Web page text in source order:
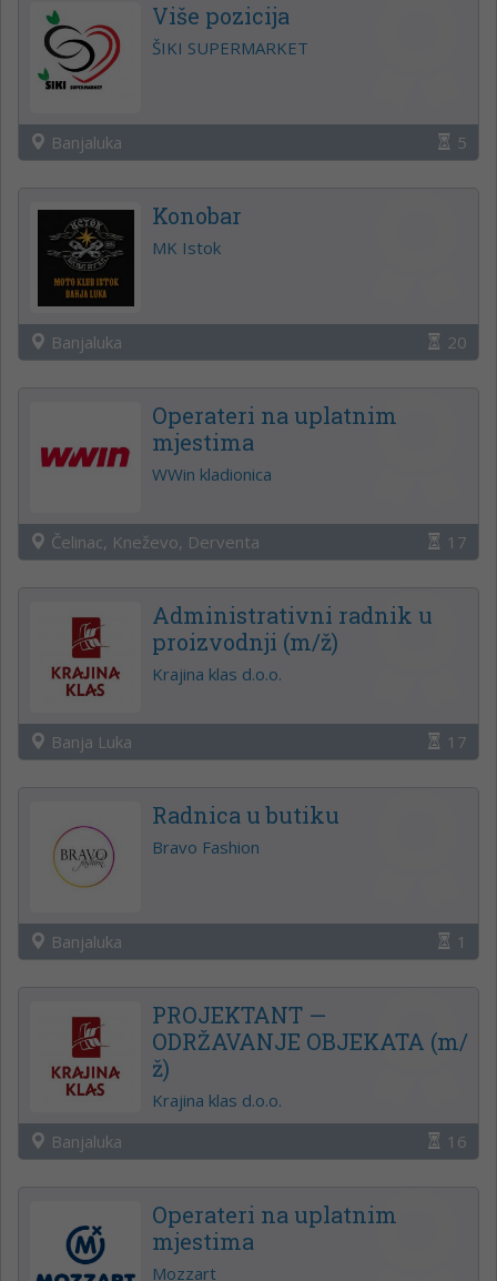
Više pozicija
ŠIKI SUPERMARKET
Banjaluka 5
Konobar
MK Istok
Banjaluka 20
Operateri na uplatnim
mjestima
WWin kladionica
Čelinac, Kneževo, Derventa 17
Administrativni radnik u
proizvodnji (m/ž)
Krajina klas d.o.o.
Banja Luka 17
Radnica u butiku
Bravo Fashion
Banjaluka 1
PROJEKTANT —
ODRŽAVANJE OBJEKATA (m/
ž)
Krajina klas d.o.o.
Banjaluka
16
Operateri na uplatnim
mjestima
Mozzart